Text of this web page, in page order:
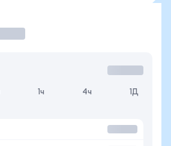
1ч 4ч 1Д